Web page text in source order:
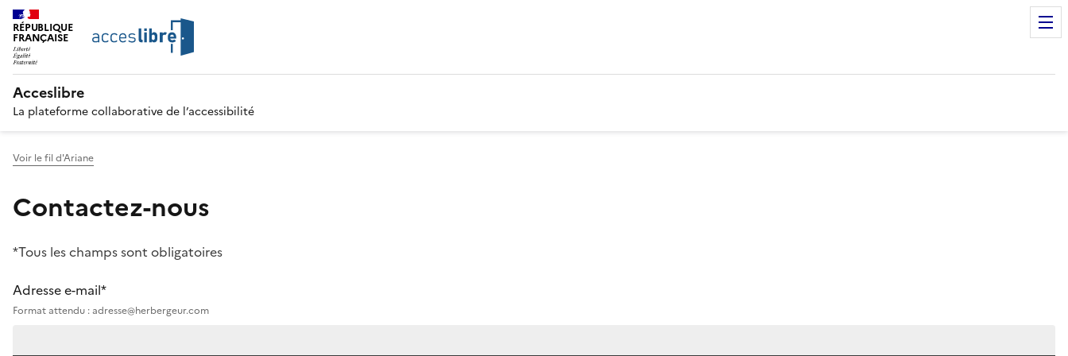
RÉPUBLIQUE
FRANÇAISE
Acceslibre
La plateforme collaborative de l’accessibilité
Voir le fil d'Ariane
Contactez-nous
*Tous les champs sont obligatoires
Adresse e-mail*
Format attendu : adresse@herbergeur.com